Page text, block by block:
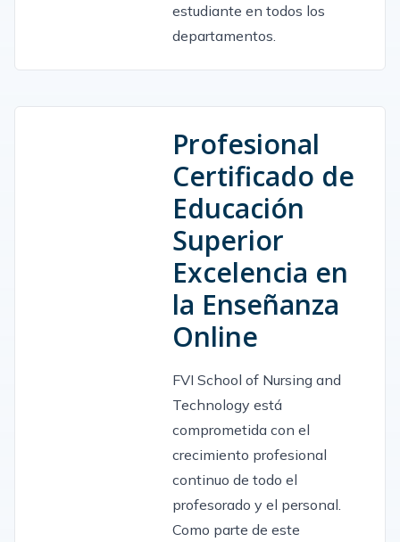
estudiante en todos los
departamentos.
Profesional
Certificado de
Educación
Superior
Excelencia en
la Enseñanza
Online
FVI School of Nursing and
Technology está
comprometida con el
crecimiento profesional
continuo de todo el
profesorado y el personal.
Como parte de este